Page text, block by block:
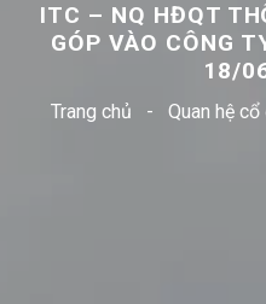
ITC – NQ HĐQT
GÓP VÀO CÔNG
18/
Trang chủ - Quan hệ